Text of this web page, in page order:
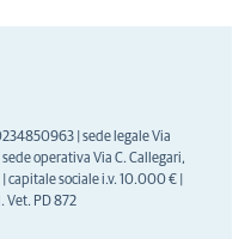
| sede legale Via
operativa Via C. Callegari,
capitale sociale i.v. 10.000 € |
Vet. PD 872